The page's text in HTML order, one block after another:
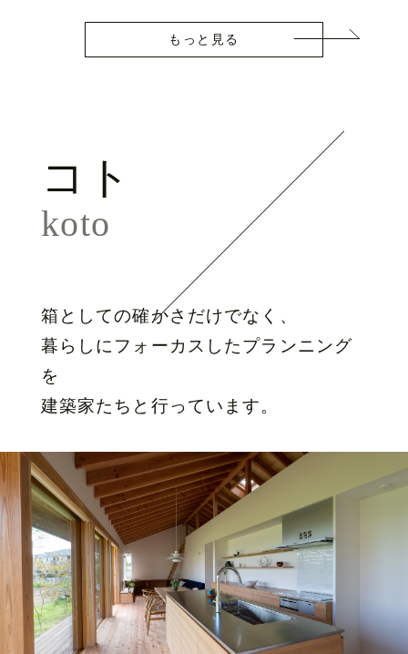
もっと見る
コト
koto
箱としての確かさだけでなく、
暮らしにフォーカスしたプランニング
を
建築家たちと行っています。